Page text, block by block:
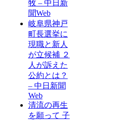
牧 – 中日新
聞Web
岐阜県神戸
町長選挙に
現職と新人
が立候補 ２
人が訴えた
公約とは？
– 中日新聞
Web
清流の再生
を願って 子